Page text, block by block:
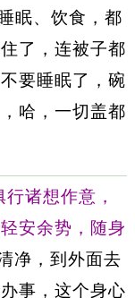
眠、饮食，都
了，连被子都
要睡眠了，碗
哈，一切盖都
诸想作意，
安余势，随身
净，到外面去
事，这个身心